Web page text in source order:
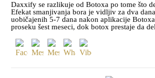
Daxxify se razlikuje od Botoxa po tome što
Efekat smanjivanja bora je vidljiv za dva
uobičajenih 5-7 dana nakon aplikacije
proseku šest meseci, dok botox prestaje da